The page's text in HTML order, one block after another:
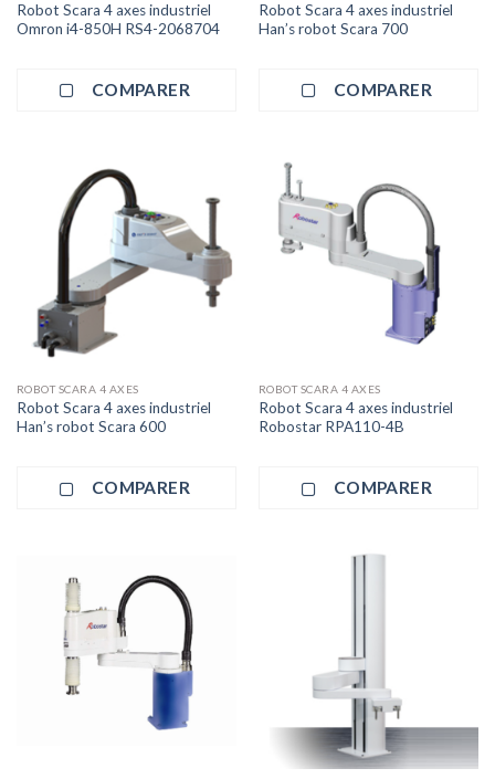
Robot Scara 4 axes industriel
Omron i4-850H RS4-2068704
COMPARER
Robot Scara 4 axes industriel
Han’s robot Scara 700
COMPARER
ROBOT SCARA 4 AXES
Robot Scara 4 axes industriel
Han’s robot Scara 600
COMPARER
ROBOT SCARA 4 AXES
Robot Scara 4 axes industriel
Robostar RPA110-4B
COMPARER